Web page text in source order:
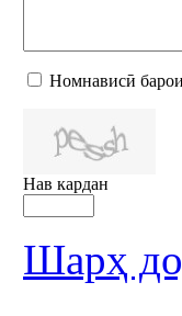
Номнависӣ
Нав кардан
Шарҳ